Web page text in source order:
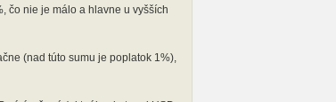
čo nie je málo a hlavne u vyšších
(nad túto sumu je poplatok 1%),